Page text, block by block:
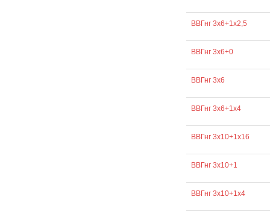
ВВГнг 3х6+1х2,5
ВВГнг 3х6+0
ВВГнг 3х6
ВВГнг 3х6+1х4
ВВГнг 3х10+1х16
ВВГнг 3х10+1
ВВГнг 3х10+1х4